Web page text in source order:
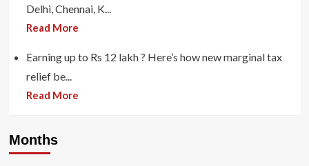
Delhi, Chennai, K...
Read More
Earning up to Rs 12 lakh ? Here’s how new marginal tax
relief be...
Read More
Months